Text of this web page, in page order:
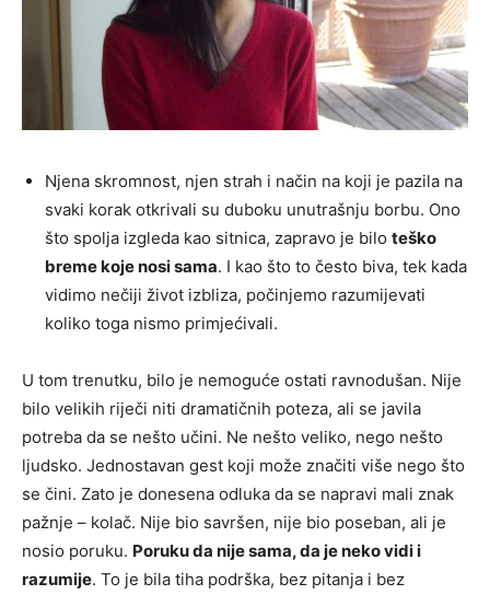
Njena skromnost, njen strah i način na koji je pazila na
svaki korak otkrivali su duboku unutrašnju borbu. Ono
što spolja izgleda kao sitnica, zapravo je bilo teško
breme koje nosi sama. I kao što to često biva, tek kada
vidimo nečiji život izbliza, počinjemo razumijevati
koliko toga nismo primjećivali.
U tom trenutku, bilo je nemoguće ostati ravnodušan. Nije
bilo velikih riječi niti dramatičnih poteza, ali se javila
potreba da se nešto učini. Ne nešto veliko, nego nešto
ljudsko. Jednostavan gest koji može značiti više nego što
se čini. Zato je donesena odluka da se napravi mali znak
pažnje – kolač. Nije bio savršen, nije bio poseban, ali je
nosio poruku. Poruku da nije sama, da je neko vidi i
razumije. To je bila tiha podrška, bez pitanja i bez